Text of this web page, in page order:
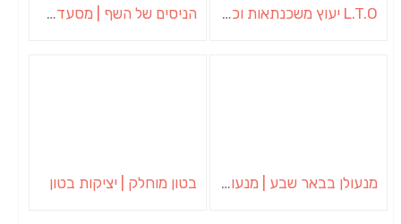
L.T.O יעוץ משכנתאות וכלכלת משפחה | יועץ משכנתאות באשכול הניסים של השף | מסעדת שף בבית | ארוחות גורמה
מנעולן בבאר שבע | מנעולן באופקים | ויטלי המנעולן בטון מוחלק | יציקות בטון